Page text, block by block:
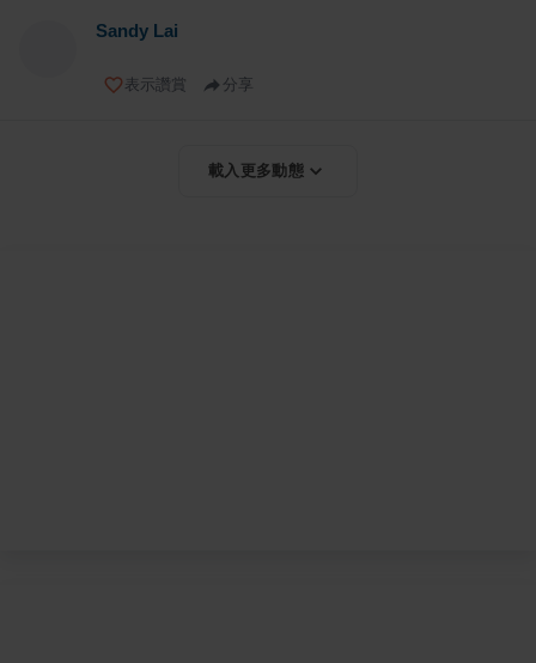
Sandy Lai
表示讚賞 分享
載入更多動態